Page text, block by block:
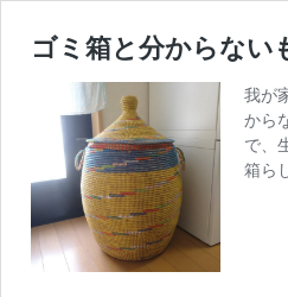
ゴミ箱と分からない
我が
から
で、
箱ら